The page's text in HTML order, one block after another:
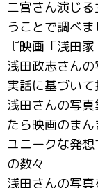
二宮さん演じ
うことで調べま
『映画「浅田
浅田政志さんの
実話に基づいて
浅田さんの写
たら映画のまん
ユニークな発
の数々
浅田さんの写